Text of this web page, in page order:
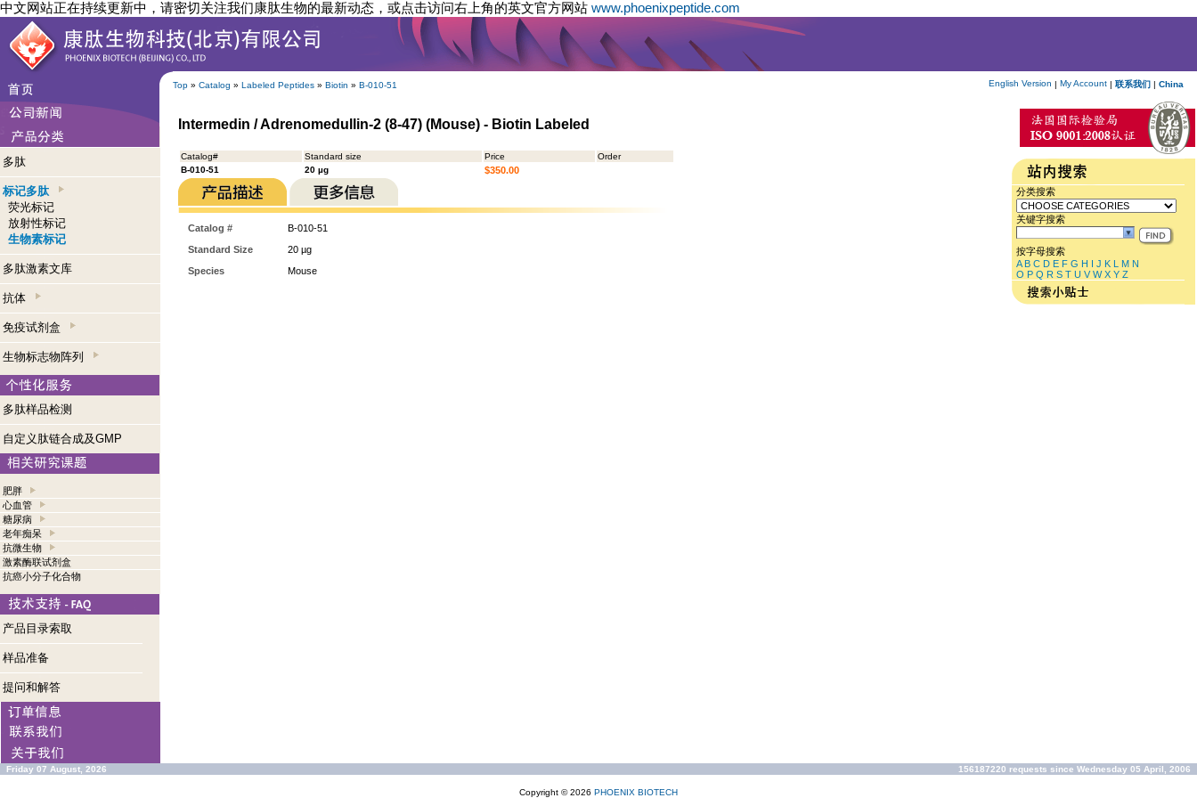
中文网站正在持续更新中，请密切关注我们康肽生物的最新动态，或点击访问右上角的英文官方网站 www.phoenixpeptide.com
Top » Catalog » Labeled Peptides » Biotin » B-010-51 English Version | My Account | 联系我们 | China
多肽
标记多肽
荧光标记
放射性标记
生物素标记
多肽激素文库
抗体
免疫试剂盒
生物标志物阵列
多肽样品检测
自定义肽链合成及GMP
肥胖
心血管
糖尿病
老年痴呆
抗微生物
激素酶联试剂盒
抗癌小分子化合物
产品目录索取
样品准备
提问和解答
Intermedin / Adrenomedullin-2 (8-47) (Mouse) - Biotin Labeled
Catalog# Standard size Price
Order
B-010-51
20 µg $350.00
Catalog #
B-010-51
Standard Size
20 µg
Species
Mouse
分类搜索
关键字搜索
按字母搜索
A B C D E F G H I J K L M N
O P Q R S T U V W X Y Z
Friday 07 August, 2026 156187220 requests since Wednesday 05 April, 2006
Copyright © 2026 PHOENIX BIOTECH